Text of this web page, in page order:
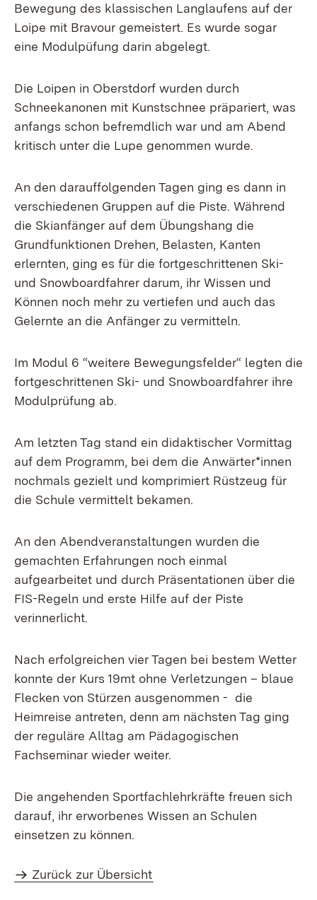
Bewegung des klassischen Langlaufens auf der
Loipe mit Bravour gemeistert. Es wurde sogar
eine Modulpüfung darin abgelegt.
Die Loipen in Oberstdorf wurden durch
Schneekanonen mit Kunstschnee präpariert, was
anfangs schon befremdlich war und am Abend
kritisch unter die Lupe genommen wurde.
An den darauffolgenden Tagen ging es dann in
verschiedenen Gruppen auf die Piste. Während
die Skianfänger auf dem Übungshang die
Grundfunktionen Drehen, Belasten, Kanten
erlernten, ging es für die fortgeschrittenen Ski-
und Snowboardfahrer darum, ihr Wissen und
Können noch mehr zu vertiefen und auch das
Gelernte an die Anfänger zu vermitteln.
Im Modul 6 “weitere Bewegungsfelder“ legten die
fortgeschrittenen Ski- und Snowboardfahrer ihre
Modulprüfung ab.
Am letzten Tag stand ein didaktischer Vormittag
auf dem Programm, bei dem die Anwärter*innen
nochmals gezielt und komprimiert Rüstzeug für
die Schule vermittelt bekamen.
An den Abendveranstaltungen wurden die
gemachten Erfahrungen noch einmal
aufgearbeitet und durch Präsentationen über die
FIS-Regeln und erste Hilfe auf der Piste
verinnerlicht.
Nach erfolgreichen vier Tagen bei bestem Wetter
konnte der Kurs 19mt ohne Verletzungen – blaue
Flecken von Stürzen ausgenommen - die
Heimreise antreten, denn am nächsten Tag ging
der reguläre Alltag am Pädagogischen
Fachseminar wieder weiter.
Die angehenden Sportfachlehrkräfte freuen sich
darauf, ihr erworbenes Wissen an Schulen
einsetzen zu können.
Zurück zur Übersicht